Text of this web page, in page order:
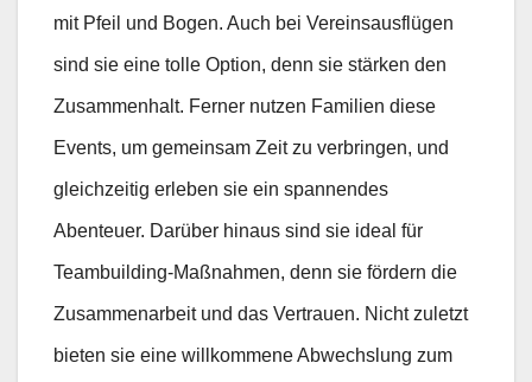
mit Pfeil und Bogen. Auch bei Vereinsausflügen
sind sie eine tolle Option, denn sie stärken den
Zusammenhalt. Ferner nutzen Familien diese
Events, um gemeinsam Zeit zu verbringen, und
gleichzeitig erleben sie ein spannendes
Abenteuer. Darüber hinaus sind sie ideal für
Teambuilding-Maßnahmen, denn sie fördern die
Zusammenarbeit und das Vertrauen. Nicht zuletzt
bieten sie eine willkommene Abwechslung zum